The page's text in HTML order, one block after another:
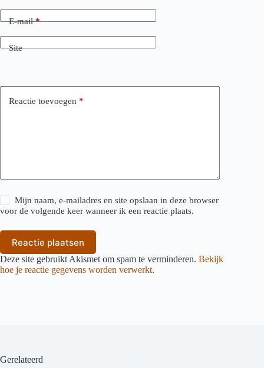
E-mail*
Site
Reactie toevoegen *
Mijn naam, e-mailadres en site opslaan in deze browser
voor de volgende keer wanneer ik een reactie plaats.
Reactie plaatsen
Deze site gebruikt Akismet om spam te verminderen. Bekijk
hoe je reactie gegevens worden verwerkt.
Gerelateerd